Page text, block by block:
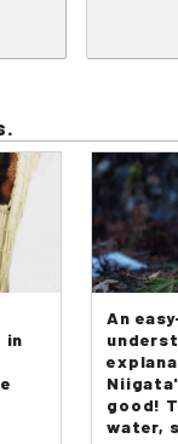
in
An
good!
water,